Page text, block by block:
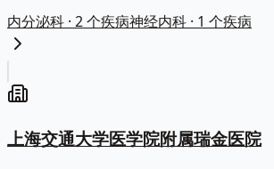
内分泌科 · 2 个疾病神经内科 · 1 个疾病
上海交通大学医学院附属瑞金医院